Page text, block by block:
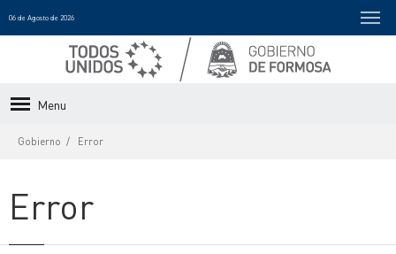
06 de Agosto de 2026
Menu
Gobierno Error
Error